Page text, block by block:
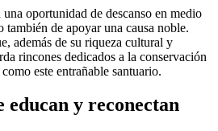
oportunidad de descanso en medio
también de apoyar una causa noble.
además de su riqueza cultural y
rincones dedicados a la conservación
este entrañable santuario.
educan y reconectan